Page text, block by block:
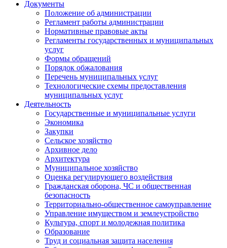
Документы
Положение об администрации
Регламент работы администрации
Нормативные правовые акты
Регламенты государственных и муниципальных
услуг
Формы обращений
Порядок обжалования
Перечень муниципальных услуг
Технологические схемы предоставления
муниципальных услуг
Деятельность
Государственные и муниципальные услуги
Экономика
Закупки
Сельское хозяйство
Архивное дело
Архитектура
Муниципальное хозяйство
Оценка регулирующего воздействия
Гражданская оборона, ЧС и общественная
безопасность
Территориально-общественное самоуправление
Управление имуществом и землеустройство
Культура, спорт и молодежная политика
Образование
Труд и социальная защита населения